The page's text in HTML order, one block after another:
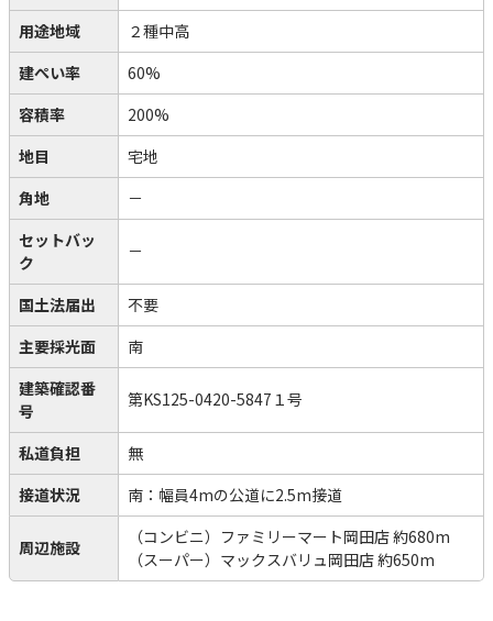
用途地域
２種中高
建ぺい率
60%
容積率
200%
地目
宅地
角地
－
セットバッ
ク
－
国土法届出
不要
主要採光面
南
建築確認番
号
第KS125-0420-5847１号
私道負担
無
接道状況
南：幅員4mの公道に2.5m接道
周辺施設
（コンビニ）ファミリーマート岡田店 約680m
（スーパー）マックスバリュ岡田店 約650m